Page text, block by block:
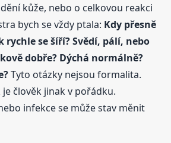
kůže, nebo o celkovou reakci
bych se vždy ptala: Kdy přesně
rychle se šíří? Svědí, pálí, nebo
dobře? Dýchá normálně?
Tyto otázky nejsou formalita.
člověk jinak v pořádku.
infekce se může stav měnit